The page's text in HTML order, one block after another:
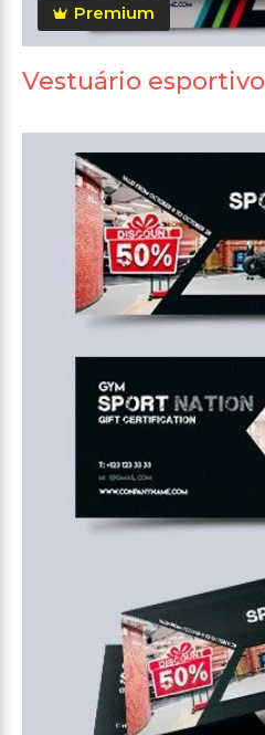
Premium
Vestuário esportivo